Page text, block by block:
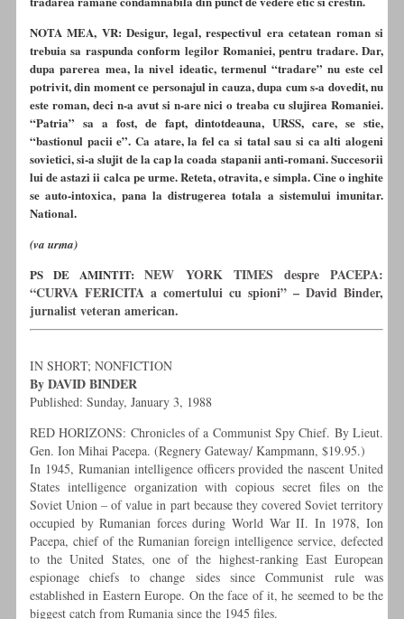
NOTA MEA, VR: Desigur, legal, respectivul era cetatean roman si
trebuia sa raspunda conform legilor Romaniei, pentru tradare. Dar,
dupa parerea mea, la nivel ideatic, termenul “tradare” nu este cel
potrivit, din moment ce personajul in cauza, dupa cum s-a dovedit, nu
este roman, deci n-a avut si n-are nici o treaba cu slujirea Romaniei.
“Patria” sa a fost, de fapt, dintotdeauna, URSS, care, se stie,
“bastionul pacii e”. Ca atare, la fel ca si tatal sau si ca alti alogeni
sovietici, si-a slujit de la cap la coada stapanii anti-romani. Succesorii
lui de astazi ii calca pe urme. Reteta, otravita, e simpla. Cine o inghite
se auto-intoxica, pana la distrugerea totala a sistemului imunitar.
National.
(va urma)
PS DE AMINTIT:NEW YORK TIMES despre PACEPA:
“CURVA FERICITA a comertului cu spioni” – David Binder,
jurnalist veteran american.
IN SHORT; NONFICTION
By DAVID BINDER
Published: Sunday, January 3, 1988
RED HORIZONS: Chronicles of a Communist Spy Chief. By Lieut.
Gen. Ion Mihai Pacepa. (Regnery Gateway/ Kampmann, $19.95.)
In 1945, Rumanian intelligence officers provided the nascent United
States intelligence organization with copious secret files on the
Soviet Union – of value in part because they covered Soviet territory
occupied by Rumanian forces during World War II. In 1978, Ion
Pacepa, chief of the Rumanian foreign intelligence service, defected
to the United States, one of the highest-ranking East European
espionage chiefs to change sides since Communist rule was
established in Eastern Europe. On the face of it, he seemed to be the
biggest catch from Rumania since the 1945 files.